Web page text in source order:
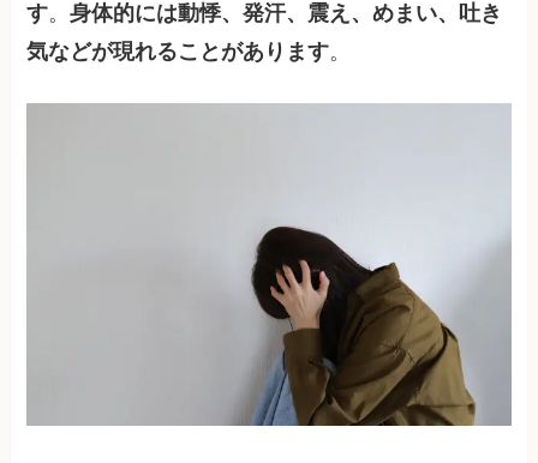
す。身体的には動悸、発汗、震え、めまい、吐き
気などが現れることがあります。